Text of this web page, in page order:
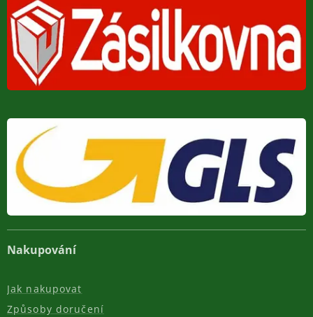
Nakupování
Jak nakupovat
Způsoby doručení